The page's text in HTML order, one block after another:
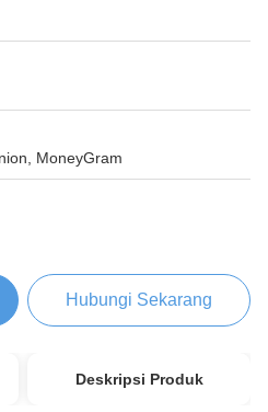
MoneyGram
Hubungi Sekarang
Deskripsi Produk